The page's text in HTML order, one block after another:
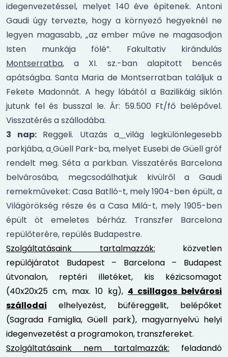
idegenvezetéssel, melyet 140 éve épitenek. Antoni
Gaudi úgy tervezte, hogy a környező hegyeknél ne
legyen magasabb, „az ember műve ne magasodjon
Isten munkája fölé”. Fakultativ kirándulás
Montserratba, a XI. sz.-ban alapitott bencés
apátságba. Santa Maria de Montserratban találjuk a
Fekete Madonnát. A hegy lábától a Bazilikáig siklón
jutunk fel és busszal le. Ár: 59.500 Ft/fő belépővel.
Visszatérés a szállodába.
3 nap: Reggeli. Utazás a világ legkülönlegesebb
parkjába, aGüell Park-ba, melyet Eusebi de Güell gróf
rendelt meg. Séta a parkban. Visszatérés Barcelona
belvárosába, megcsodálhatjuk kivülről a Gaudi
remekműveket: Casa Batlló-t, mely 1904-ben épült, a
Világörökség része és a Casa Milá-t, mely 1905-ben
épült öt emeletes bérház. Transzfer Barcelona
repülőterére, repülés Budapestre.
Szolgáltatásaink tartalmazzák: közvetlen
repülőjáratot Budapest – Barcelona – Budapest
útvonalon, reptéri illetéket, kis kézicsomagot
(40x20x25 cm, max. 10 kg), 4 csillagos belvárosi
szállodai elhelyezést, büféreggelit, belépőket
(Sagrada Famiglia, Güell park), magyarnyelvü helyi
idegenvezetést a programokon, transzfereket.
Szolgáltatásaink nem tartalmazzák: feladandó